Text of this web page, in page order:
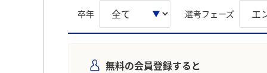
卒年 選考フェーズ
無料の会員登録すると